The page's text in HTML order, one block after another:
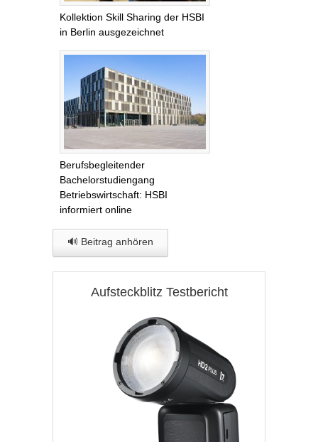
Kollektion Skill Sharing der HSBI
in Berlin ausgezeichnet
Berufsbegleitender
Bachelorstudiengang
Betriebswirtschaft: HSBI
informiert online
🔊 Beitrag anhören
Aufsteckblitz Testbericht